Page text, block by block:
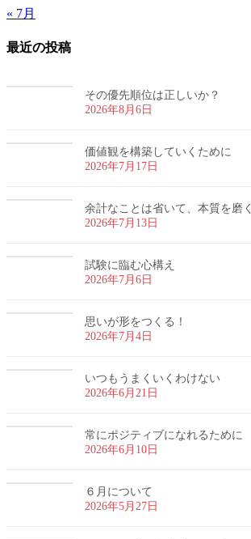
« 7月
最近の投稿
その優先順位は正しいか？
2026年8月6日
価値観を構築していくために
2026年7月17日
余計なことは省いて、本質を磨く
2026年7月13日
試験に臨む心構え
2026年7月6日
思いが形をつくる！
2026年7月4日
いつもうまくいくわけない
2026年6月21日
常にポジティブになれるために
2026年6月10日
６月について
2026年5月27日